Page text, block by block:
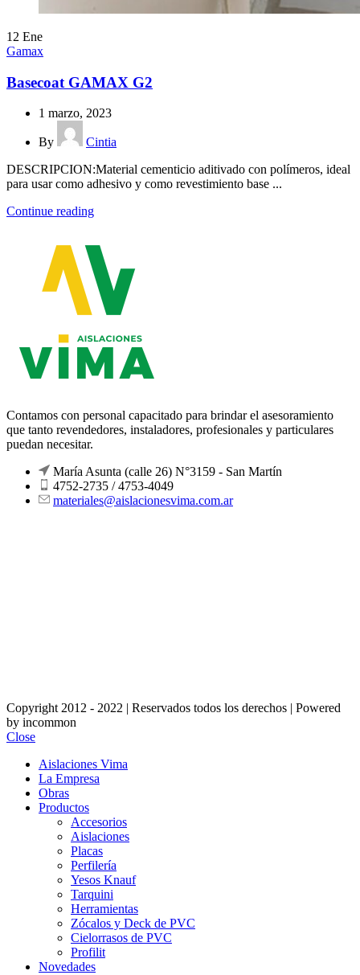
12 Ene
Gamax
Basecoat GAMAX G2
1 marzo, 2023
By
Cintia
DESCRIPCION:Material cementicio aditivado con polímeros, ideal
para usar como adhesivo y como revestimiento base ...
Continue reading
Contamos con personal capacitado para brindar el asesoramiento
que tanto revendedores, instaladores, profesionales y particulares
puedan necesitar.
María Asunta (calle 26) N°3159 - San Martín
4752-2735 / 4753-4049
materiales@aislacionesvima.com.ar
Copyright 2012 - 2022 | Reservados todos los derechos | Powered
by incommon
Close
Aislaciones Vima
La Empresa
Obras
Productos
Accesorios
Aislaciones
Placas
Perfilería
Yesos Knauf
Tarquini
Herramientas
Zócalos y Deck de PVC
Cielorrasos de PVC
Profilit
Novedades